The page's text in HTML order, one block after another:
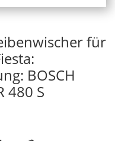
für
BOSCH
480 S